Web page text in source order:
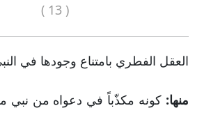
( 13 )
العقل الفطري بامتناع وجودها في
منها: كونه مكذّباً في دعواه من نبي